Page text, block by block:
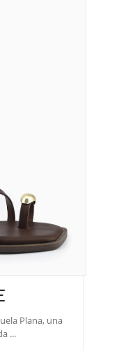
Plana, una
...